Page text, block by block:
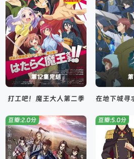
第12集完结
打工吧！魔王大人第二季
豆瓣:2.0分 豆瓣:5.0分